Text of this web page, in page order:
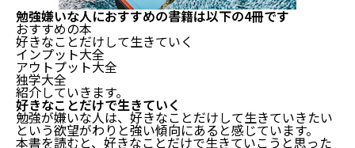
勉強嫌いな人におすすめの書籍は以下の4冊です
おすすめの本
好きなことだけして生きていく
インプット大全
アウトプット大全
独学大全
紹介していきます。
好きなことだけで生きていく
勉強が嫌いな人は、好きなことだけして生きていきたい
という欲望がわりと強い傾向にあると感じています。
本書を読むと、好きなことだけで生きていこうと思った